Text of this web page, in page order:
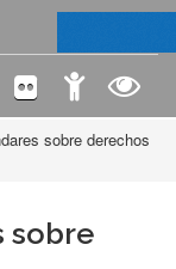
sobre derechos
sobre